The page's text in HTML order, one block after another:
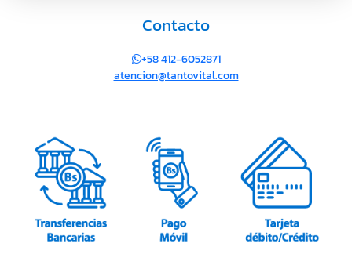
Contacto
+58 412-6052871
atencion@tantovital.com